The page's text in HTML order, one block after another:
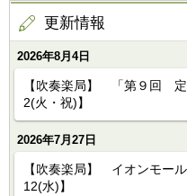
更新情報
2026年8月4日
【吹奏楽局】 「第９回
2(火・祝)】
2026年7月27日
【吹奏楽局】 イオンモー
12(水)】